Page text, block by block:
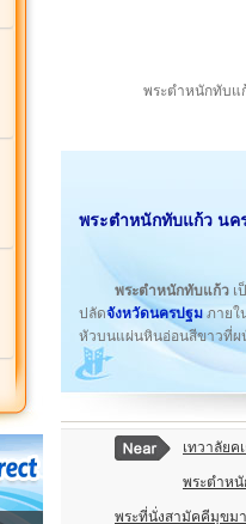
พระตำหนักทับแ
พระตำหนักทับแก้ว นค
พระตำหนักทับแก้ว เ
ปลัดจังหวัดนครปฐม ภายใ
หัวบนแผ่นหินอ่อนสีขาวที่ผ
เทวาลัยค
พระตำห
พระที่นั่งสามัคคีมุขม